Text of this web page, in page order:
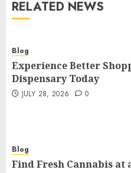
RELATED NEWS
Blog
Experience Better
Dispensary Today
JULY 28, 2026 0
Blog
Find Fresh Cannabis at